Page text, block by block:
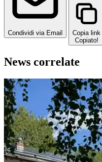
Condividi via Email
Copia link
Copiato!
News correlate